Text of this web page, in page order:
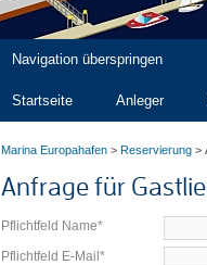
Navigation überspringen
Startseite Anleger
Marina Europahafen > Reservierung >
Anfrage für
Pflichtfeld Name*
Pflichtfeld E-Mail *